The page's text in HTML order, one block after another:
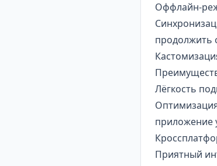
Оффлайн-
продолжить
Лёгкость
приложение
Приятный